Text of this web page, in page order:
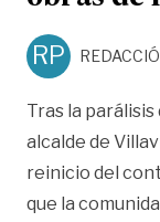
RP
Tras la
alcalde de
reinicio del
que la